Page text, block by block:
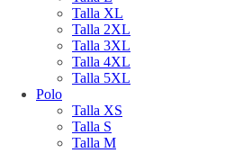
Talla XL
Talla 2XL
Talla 3XL
Talla 4XL
Talla 5XL
Polo
Talla XS
Talla S
Talla M